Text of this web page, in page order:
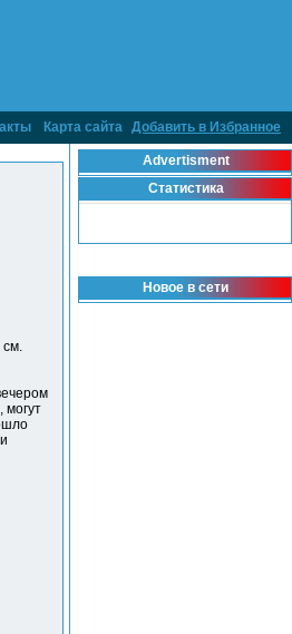
Карта сайта Добавить в Избранное
см.
могут
Advertisment
Статистика
Новое в сети